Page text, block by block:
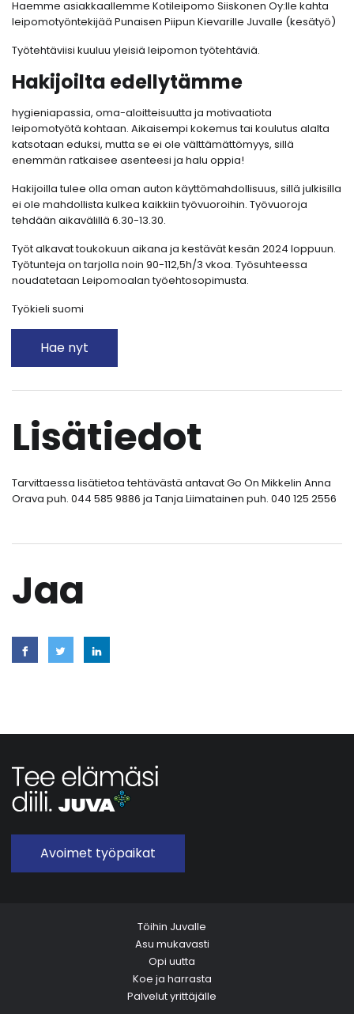
Haemme asiakkaallemme Kotileipomo Siiskonen Oy:lle kahta
leipomotyöntekijää Punaisen Piipun Kievarille Juvalle (kesätyö)
Työtehtäviisi kuuluu yleisiä leipomon työtehtäviä.
Hakijoilta edellytämme
hygieniapassia, oma-aloitteisuutta ja motivaatiota
leipomotyötä kohtaan. Aikaisempi kokemus tai koulutus alalta
katsotaan eduksi, mutta se ei ole välttämättömyys, sillä
enemmän ratkaisee asenteesi ja halu oppia!
Hakijoilla tulee olla oman auton käyttömahdollisuus, sillä julkisilla
ei ole mahdollista kulkea kaikkiin työvuoroihin. Työvuoroja
tehdään aikavälillä 6.30-13.30.
Työt alkavat toukokuun aikana ja kestävät kesän 2024 loppuun.
Työtunteja on tarjolla noin 90-112,5h/3 vkoa. Työsuhteessa
noudatetaan Leipomoalan työehtosopimusta.
Työkieli suomi
Hae nyt
Lisätiedot
Tarvittaessa lisätietoa tehtävästä antavat Go On Mikkelin Anna
Orava puh. 044 585 9886 ja Tanja Liimatainen puh. 040 125 2556
Jaa
Avoimet työpaikat
Töihin Juvalle
Asu mukavasti
Opi uutta
Koe ja harrasta
Palvelut yrittäjälle